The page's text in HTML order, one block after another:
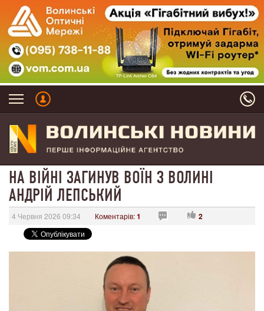
НА ВІЙНІ ЗАГИНУВ ВОЇН З ВОЛИНІ
АНДРІЙ ЛЕПСЬКИЙ
4 Червня 2026 09:34 Коментарів:1 2